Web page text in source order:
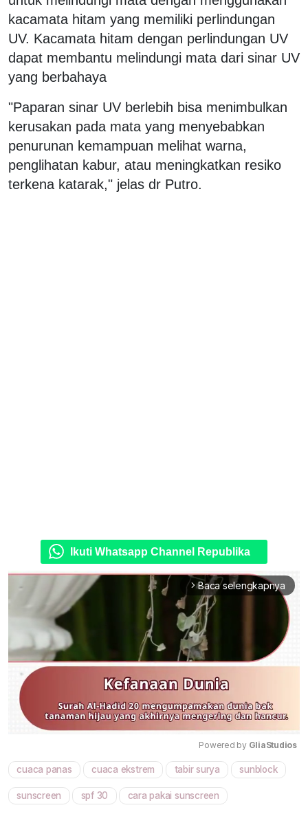
kacamata hitam yang memiliki perlindungan
UV. Kacamata hitam dengan perlindungan UV
dapat membantu melindungi mata dari sinar UV
yang berbahaya
"Paparan sinar UV berlebih bisa menimbulkan
kerusakan pada mata yang menyebabkan
penurunan kemampuan melihat warna,
penglihatan kabur, atau meningkatkan resiko
terkena katarak," jelas dr Putro.
Ikuti Whatsapp Channel Republika
arrow_forward_ios Baca selengkapnya
Mute
Powered by GliaStudios
cuaca panas cuaca ekstrem tabir surya sunblock
sunscreen spf 30 cara pakai sunscreen